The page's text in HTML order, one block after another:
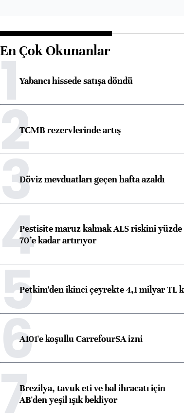
En Çok Okunanlar
1Yabancı hissede satışa döndü
2TCMB rezervlerinde artış
3Döviz mevduatları geçen hafta azaldı
4Pestisite maruz kalmak ALS riskini yüzde
70’e kadar artırıyor
5Petkim'den ikinci çeyrekte 4,1 milyar TL
6A101'e koşullu CarrefourSA izni
7Brezilya, tavuk eti ve bal ihracatı için
AB'den yeşil ışık bekliyor